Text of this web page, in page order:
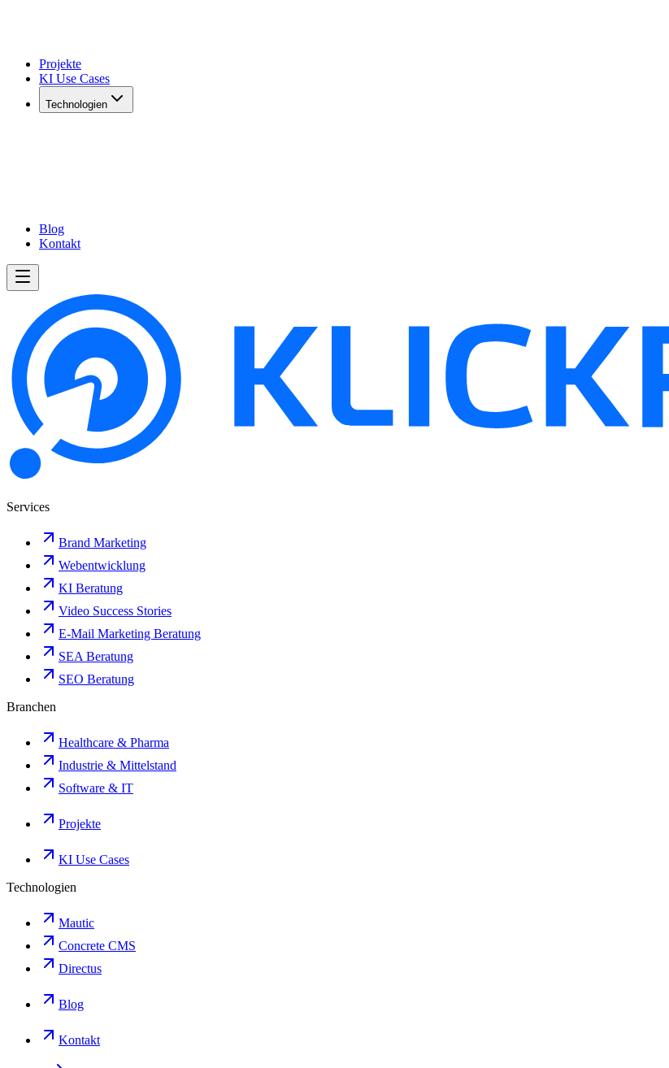
Projekte
KI Use Cases
Technologien
Blog
Kontakt
Services
Brand Marketing
Webentwicklung
KI Beratung
Video Success Stories
E-Mail Marketing Beratung
SEA Beratung
SEO Beratung
Branchen
Healthcare & Pharma
Industrie & Mittelstand
Software & IT
Projekte
KI Use Cases
Technologien
Mautic
Concrete CMS
Directus
Blog
Kontakt